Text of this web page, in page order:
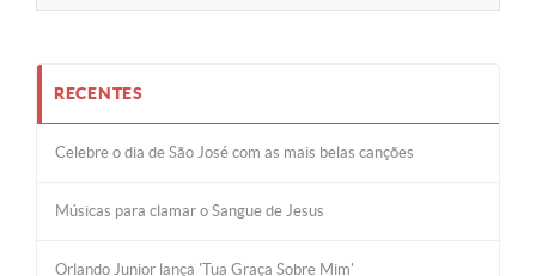
RECENTES
Celebre o dia de São José com as mais belas canções
Músicas para clamar o Sangue de Jesus
Orlando Junior lança 'Tua Graça Sobre Mim'